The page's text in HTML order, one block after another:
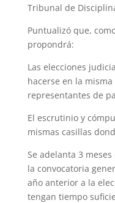
Tribunal de
Puntualizó que,
propondrá:
Las elecciones
hacerse en la
representantes de
El escrutinio y
mismas casillas
Se adelanta 3
la convocatoria
año anterior a la
tengan tiempo